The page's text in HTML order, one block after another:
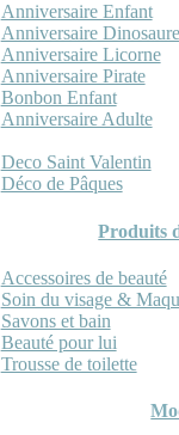
Anniversaire Enfant
Anniversaire Dinosaure
Anniversaire Licorne
Anniversaire Pirate
Bonbon Enfant
Anniversaire Adulte
Deco Saint Valentin
Déco de Pâques
Produits
Accessoires de beauté
Soin du visage &
Savons et bain
Beauté pour lui
Trousse de toilette